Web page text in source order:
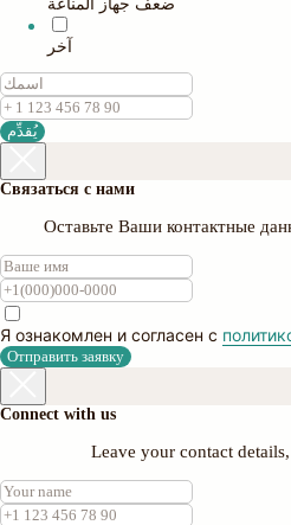
آخر
يُقدِّم
Связаться с нами
Оставьте Ваши контактные
Я ознакомлен и согласен с
Отправить заявку
Connect with us
Leave your contact